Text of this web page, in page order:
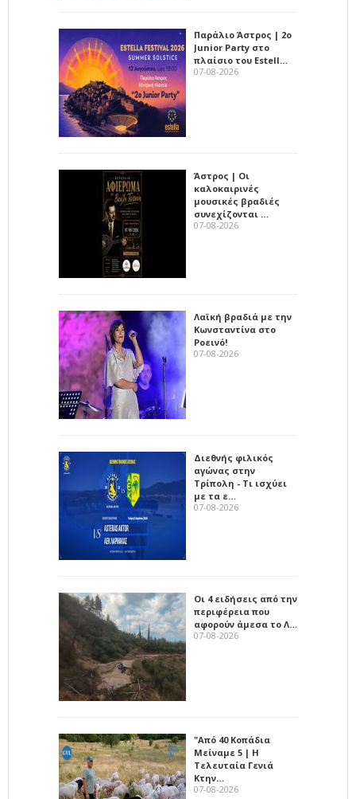
Παράλιο Άστρος | 2ο
Junior Party στο
πλαίσιο του Estell…
07-08-2026
Άστρος | Οι
καλοκαιρινές
μουσικές βραδιές
συνεχίζονται …
07-08-2026
Λαϊκή βραδιά με την
Κωνσταντίνα στο
Ροεινό!
07-08-2026
Διεθνής φιλικός
αγώνας στην
Τρίπολη - Τι ισχύει
με τα ε…
07-08-2026
Οι 4 ειδήσεις από την
περιφέρεια που
αφορούν άμεσα το Λ…
07-08-2026
"Από 40 Κοπάδια
Μείναμε 5 | Η
Τελευταία Γενιά
Κτην…
07-08-2026